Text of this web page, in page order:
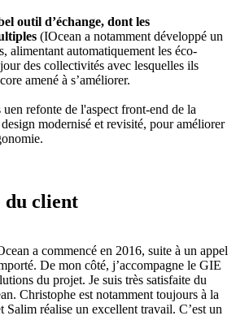
outil d’échange, dont les
(IOcean a notamment développé un
alimentant automatiquement les éco-
des collectivités avec lesquelles ils
amené à s’améliorer.
refonte de l'aspect front-end de la
modernisé et revisité, pour améliorer
du client
a commencé en 2016, suite à un appel
De mon côté, j’accompagne le GIE
du projet. Je suis très satisfaite du
Christophe est notamment toujours à la
Salim réalise un excellent travail. C’est un